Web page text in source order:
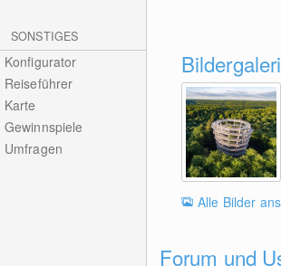
SONSTIGES
Konfigurator
Reiseführer
Karte
Gewinnspiele
Umfragen
Alle Bilder
Forum und